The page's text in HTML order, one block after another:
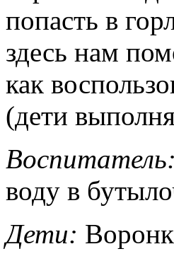
попасть в
здесь нам
как
(дети
Воспитатель:
воду в
Дети: